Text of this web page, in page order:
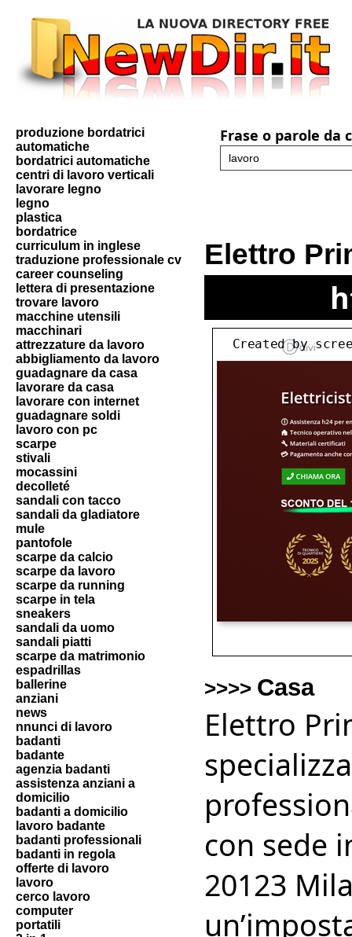
produzione bordatrici
automatiche
bordatrici automatiche
centri di lavoro verticali
lavorare legno
legno
plastica
bordatrice
curriculum in inglese
traduzione professionale cv
career counseling
lettera di presentazione
trovare lavoro
macchine utensili
macchinari
attrezzature da lavoro
abbigliamento da lavoro
guadagnare da casa
lavorare da casa
lavorare con internet
guadagnare soldi
lavoro con pc
scarpe
stivali
mocassini
decolleté
sandali con tacco
sandali da gladiatore
mule
pantofole
scarpe da calcio
scarpe da lavoro
scarpe da running
scarpe in tela
sneakers
sandali da uomo
sandali piatti
scarpe da matrimonio
espadrillas
ballerine
anziani
news
nnunci di lavoro
badanti
badante
agenzia badanti
assistenza anziani a
domicilio
badanti a domicilio
lavoro badante
badanti professionali
badanti in regola
offerte di lavoro
lavoro
cerco lavoro
computer
portatili
Frase o parole da
Elettro
>>>> Casa
Elettro
con sede
20123